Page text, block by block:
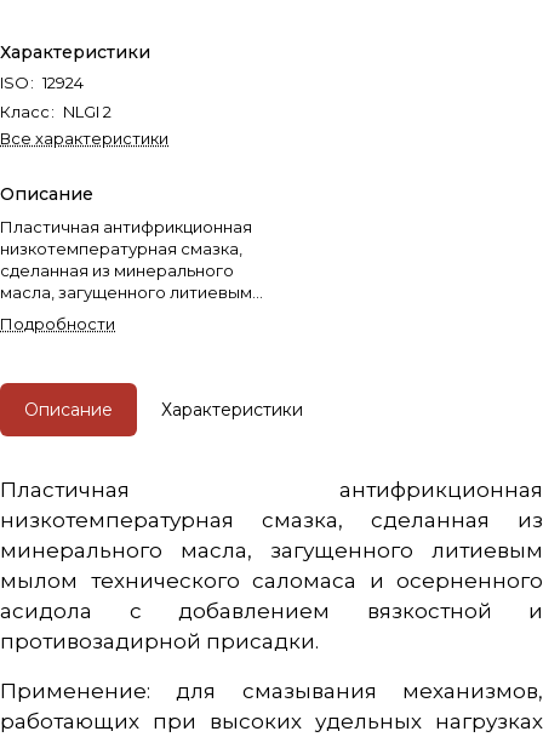
Характеристики
ISO: 12924
Класс: NLGI 2
Все характеристики
Описание
Пластичная антифрикционная
низкотемпературная смазка,
сделанная из минерального
масла, загущенного литиевым
мылом технического саломаса
и осерненного асидола с
противозадирной присадки.
Подробности
Описание Характеристики
Пластичная антифрикционная
низкотемпературная смазка, сделанная из
минерального масла, загущенного литиевым
мылом технического саломаса и осерненного
асидола с добавлением вязкостной и
противозадирной присадки.
Применение: для смазывания механизмов,
работающих при высоких удельных нагрузках